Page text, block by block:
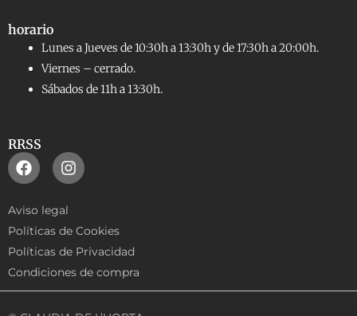
horario
Lunes a Jueves de 10:30h a 13:30h y de 17:30h a 20:00h.
Viernes – cerrado.
Sábados de 11h a 13:30h.
RRSS
FacebookInstagram
Aviso legal
Políticas de Cookies
Políticas de Privacidad
Condiciones de compra